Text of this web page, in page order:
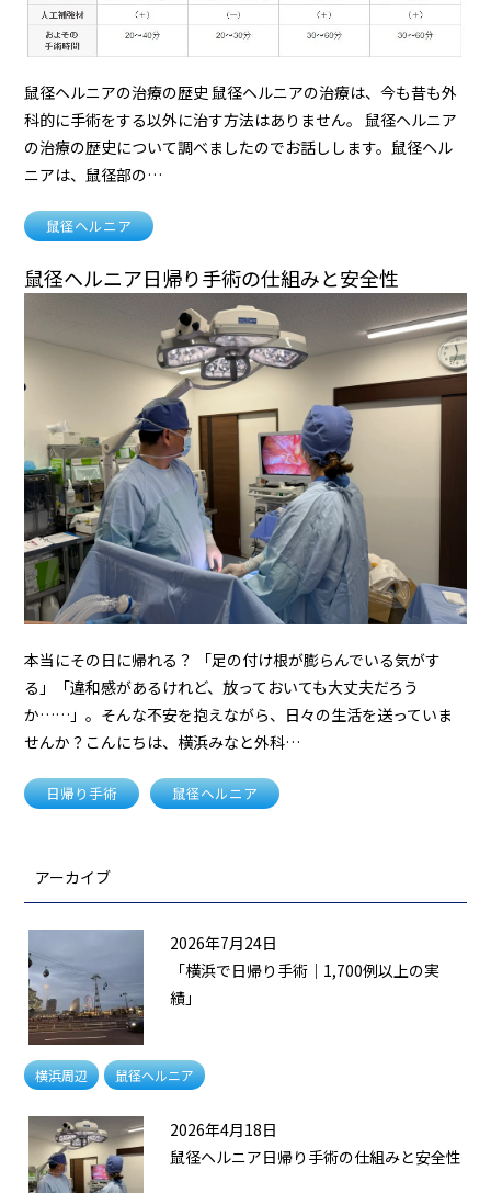
鼠径ヘルニアの治療の歴史 鼠径ヘルニアの治療は、今も昔も外
科的に手術をする以外に治す方法はありません。 鼠径ヘルニア
の治療の歴史について調べましたのでお話しします。鼠径ヘル
ニアは、鼠径部の…
鼠径ヘルニア
鼠径ヘルニア日帰り手術の仕組みと安全性
本当にその日に帰れる？ 「足の付け根が膨らんでいる気がす
る」「違和感があるけれど、放っておいても大丈夫だろう
か……」。そんな不安を抱えながら、日々の生活を送っていま
せんか？こんにちは、横浜みなと外科…
日帰り手術 鼠径ヘルニア
アーカイブ
2026年7月24日
「横浜で日帰り手術｜1,700例以上の実
績」
横浜周辺 鼠径ヘルニア
2026年4月18日
鼠径ヘルニア日帰り手術の仕組みと安全性